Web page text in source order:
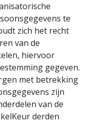
te
zich het recht
van de
hiervoor
gegeven.
met betrekking
zijn
van de
derden